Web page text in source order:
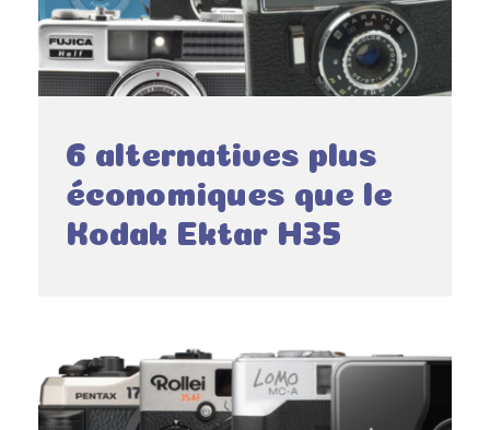
6 alternatives plus
économiques que le
Kodak Ektar H35